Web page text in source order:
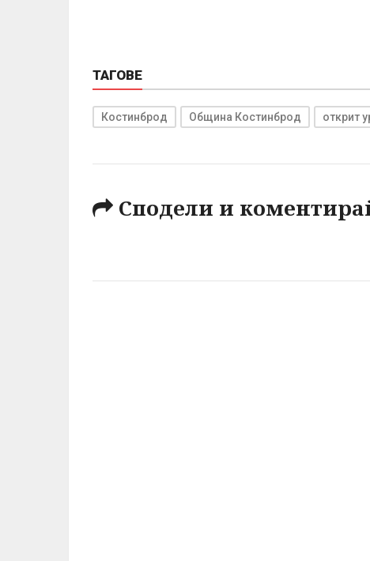
ТАГОВЕ
Костинброд Община Костинброд открит
Сподели и